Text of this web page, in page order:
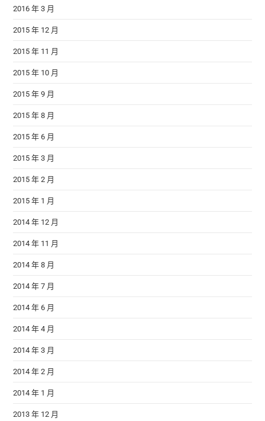
2016 年 3 月
2015 年 12 月
2015 年 11 月
2015 年 10 月
2015 年 9 月
2015 年 8 月
2015 年 6 月
2015 年 3 月
2015 年 2 月
2015 年 1 月
2014 年 12 月
2014 年 11 月
2014 年 8 月
2014 年 7 月
2014 年 6 月
2014 年 4 月
2014 年 3 月
2014 年 2 月
2014 年 1 月
2013 年 12 月